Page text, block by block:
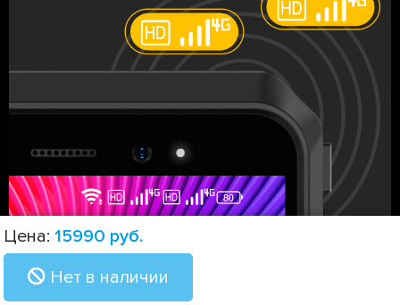
Цена: 15990 руб.
Нет в наличии
ПоддержкаDual 4G
Улучшенный Dual 4G VoLTE позволяет совершать звонки высокой